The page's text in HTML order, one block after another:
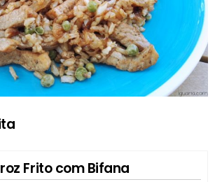
Frito com Bifana